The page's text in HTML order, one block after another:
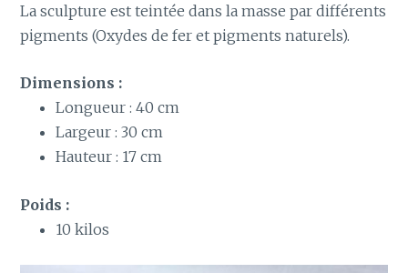
La sculpture est teintée dans la masse par différents
pigments (Oxydes de fer et pigments naturels).
Dimensions :
Longueur : 40 cm
Largeur : 30 cm
Hauteur : 17 cm
Poids :
10 kilos